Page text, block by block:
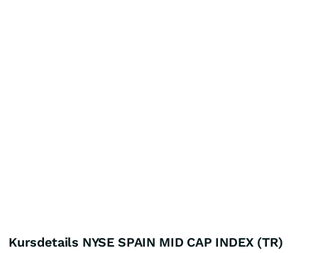
Kursdetails NYSE SPAIN MID CAP INDEX (TR)